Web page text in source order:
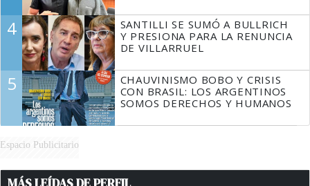
4
SANTILLI SE SUMÓ A BULLRICH
Y PRESIONA PARA LA RENUNCIA
DE VILLARRUEL
5
CHAUVINISMO BOBO Y CRISIS
CON BRASIL: LOS ARGENTINOS
SOMOS DERECHOS Y HUMANOS
Espacio Publicitario